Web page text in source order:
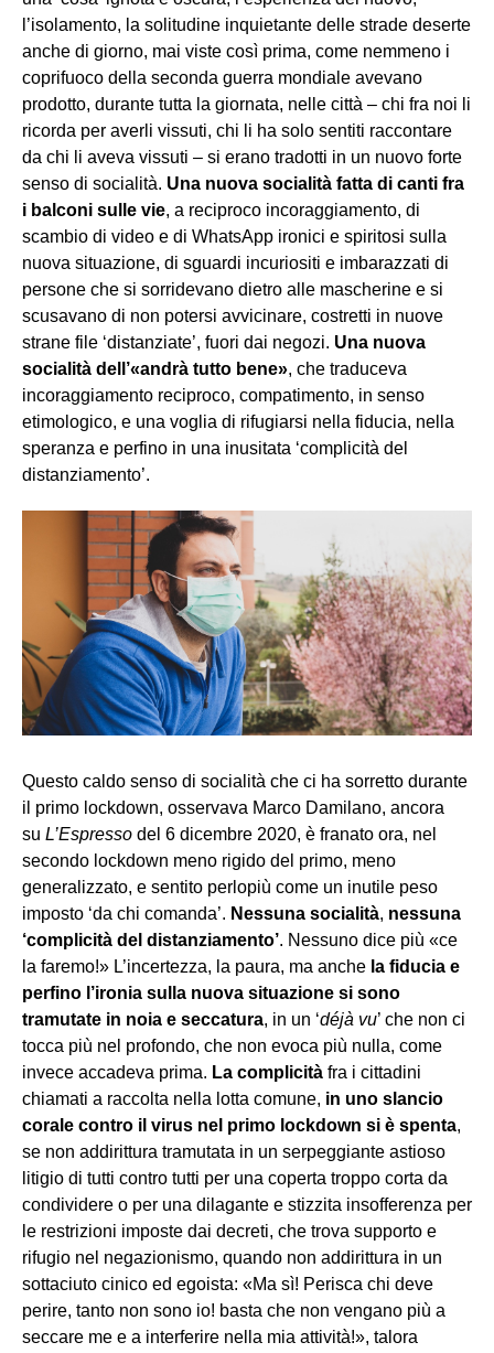
l’isolamento, la solitudine inquietante delle strade deserte
anche di giorno, mai viste così prima, come nemmeno i
coprifuoco della seconda guerra mondiale avevano
prodotto, durante tutta la giornata, nelle città – chi fra noi li
ricorda per averli vissuti, chi li ha solo sentiti raccontare
da chi li aveva vissuti – si erano tradotti in un nuovo forte
senso di socialità. Una nuova socialità fatta di canti fra
i balconi sulle vie, a reciproco incoraggiamento, di
scambio di video e di WhatsApp ironici e spiritosi sulla
nuova situazione, di sguardi incuriositi e imbarazzati di
persone che si sorridevano dietro alle mascherine e si
scusavano di non potersi avvicinare, costretti in nuove
strane file ‘distanziate’, fuori dai negozi. Una nuova
socialità dell’«andrà tutto bene», che traduceva
incoraggiamento reciproco, compatimento, in senso
etimologico, e una voglia di rifugiarsi nella fiducia, nella
speranza e perfino in una inusitata ‘complicità del
distanziamento’.
Questo caldo senso di socialità che ci ha sorretto durante
il primo lockdown, osservava Marco Damilano, ancora
su L’Espresso del 6 dicembre 2020, è franato ora, nel
secondo lockdown meno rigido del primo, meno
generalizzato, e sentito perlopiù come un inutile peso
imposto ‘da chi comanda’. Nessuna socialità, nessuna
‘complicità del distanziamento’. Nessuno dice più «ce
la faremo!» L’incertezza, la paura, ma anche la fiducia e
perfino l’ironia sulla nuova situazione si sono
tramutate in noia e seccatura, in un ‘déjà vu’ che non ci
tocca più nel profondo, che non evoca più nulla, come
invece accadeva prima. La complicità fra i cittadini
chiamati a raccolta nella lotta comune, in uno slancio
corale contro il virus nel primo lockdown si è spenta,
se non addirittura tramutata in un serpeggiante astioso
litigio di tutti contro tutti per una coperta troppo corta da
condividere o per una dilagante e stizzita insofferenza per
le restrizioni imposte dai decreti, che trova supporto e
rifugio nel negazionismo, quando non addirittura in un
sottaciuto cinico ed egoista: «Ma sì! Perisca chi deve
perire, tanto non sono io! basta che non vengano più a
seccare me e a interferire nella mia attività!», talora